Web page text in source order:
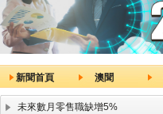
新聞首頁 澳聞
未來數月零售職缺增5%